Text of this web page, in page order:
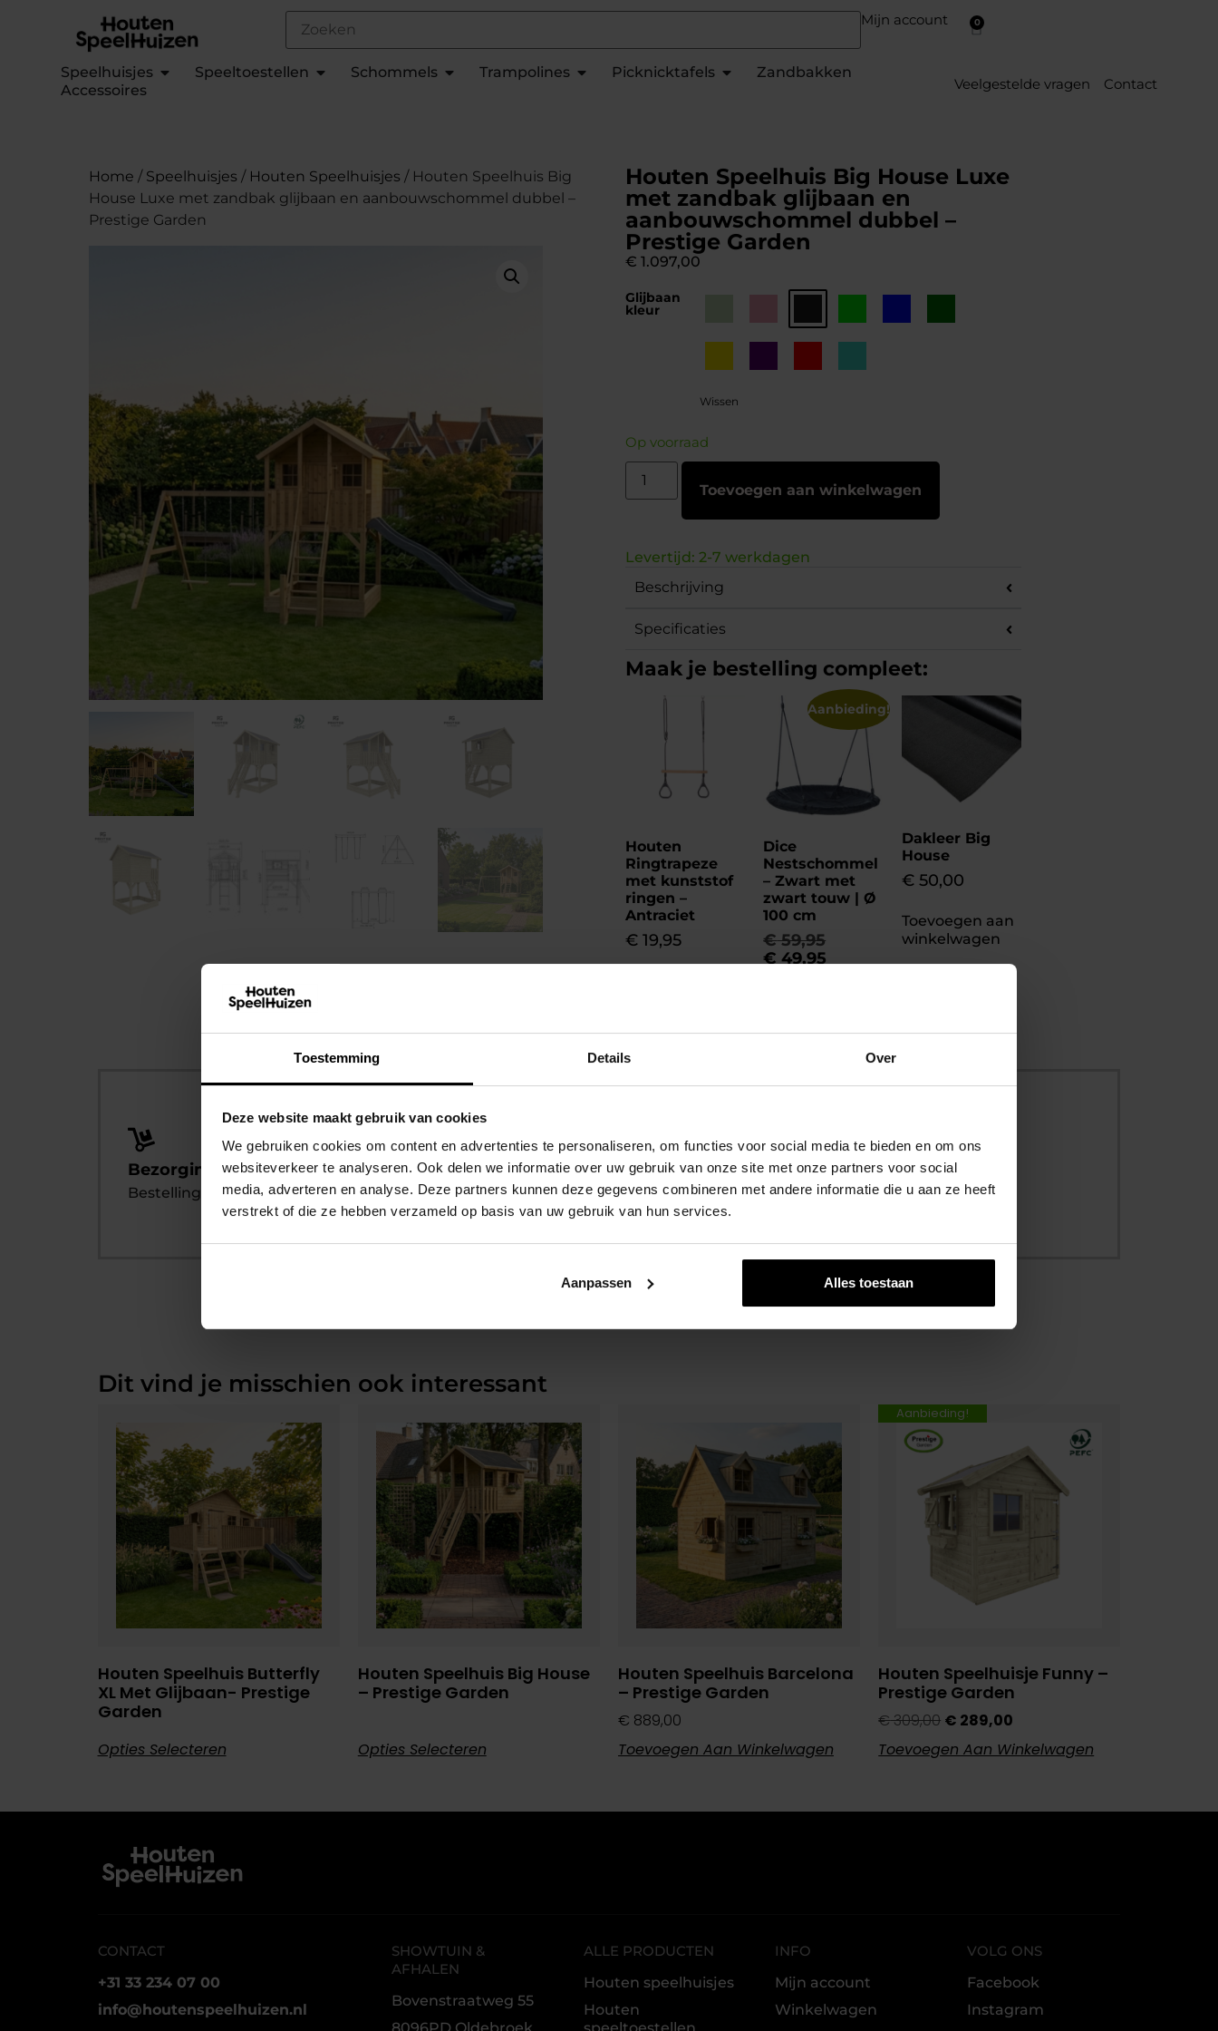
Toestemming Details Over
Deze website maakt gebruik van cookies
We gebruiken cookies om content en advertenties te personaliseren, om functies voor social media te bieden en om ons
websiteverkeer te analyseren. Ook delen we informatie over uw gebruik van onze site met onze partners voor social
media, adverteren en analyse. Deze partners kunnen deze gegevens combineren met andere informatie die u aan ze heeft
verstrekt of die ze hebben verzameld op basis van uw gebruik van hun services.
Aanpassen Alles toestaan
Mijn account 0
Speelhuisjes Speeltoestellen Schommels Trampolines Picknicktafels
Zandbakken
Accessoires
Veelgestelde vragen Contact
Houten Speelhuis Big House Luxe
met zandbak glijbaan en
aanbouwschommel dubbel –
Prestige Garden
€ 1.097,00
Glijbaan
kleur
Wissen
Op voorraad
Toevoegen aan winkelwagen
Levertijd: 2-7 werkdagen
Beschrijving
Specificaties
Maak je bestelling compleet:
Houten
Ringtrapeze
met kunststof
ringen –
Antraciet
€19,95
Aanbieding!
Dice
Nestschommel
– Zwart met
zwart touw | Ø
100 cm
€59,95
€ 49,95
Dakleer Big
House
€50,00
Toevoegen aan
winkelwagen
Home / Speelhuisjes / Houten Speelhuisjes / Houten Speelhuis Big
House Luxe met zandbak glijbaan en aanbouwschommel dubbel –
Prestige Garden
Bezorging of zelf af te halen
Bestelling afhalen? Dat kan altijd!
Zekerheid met Kopersbescherming
Veilig winkelen.
Dit vind je misschien ook interessant
Houten Speelhuis Butterfly
XL Met Glijbaan- Prestige
Garden
Opties Selecteren
Houten Speelhuis Big House
– Prestige Garden
Opties Selecteren
Houten Speelhuis Barcelona
– Prestige Garden
€ 889,00
Toevoegen Aan Winkelwagen
Aanbieding!
Houten Speelhuisje Funny –
Prestige Garden
€309,00 € 289,00
Toevoegen Aan Winkelwagen
CONTACT
+31 33 234 07 00
info@houtenspeelhuizen.nl
SHOWTUIN &
AFHALEN
Bovenstraatweg 55
ALLE PRODUCTEN
Houten speelhuisjes
Houten
INFO
Mijn account
Winkelwagen
VOLG ONS
Facebook
Instagram